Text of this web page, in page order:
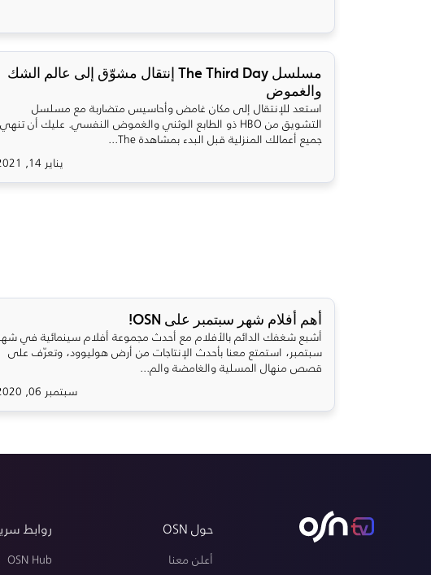
مسلسل The Third Day إنتقال مشوّق إلى عالم الشك
والغموض
استعد للإنتقال إلى مكان غامض وأحاسيس متضاربة مع مسلسل
التشويق من HBO ذو الطابع الوثني والغموض النفسي. عليك أن تنهي
جميع أعمالك المنزلية قبل البدء بمشاهدة The...
يناير 14, 2021
أهم أفلام شهر سبتمبر على OSN!
أشبع شغفك الدائم بالأفلام مع أحدث مجموعة أفلام سينمائية في
سبتمبر، استمتع معنا بأحدث الإنتاجات من أرض هوليوود، وتعرّف على
قصص منهال المسلية والغامضة والم...
سبتمبر 06, 2020
حول OSN
أعلن معنا
روابط
OSN Hub